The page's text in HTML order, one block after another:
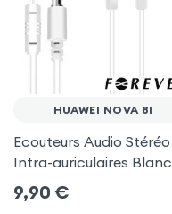
HUAWEI NOVA 8I
Ecouteurs Audio Stéréo
Intra-auriculaires Blanc
by Forever pour Huawei
Nova 8i
9,90 €